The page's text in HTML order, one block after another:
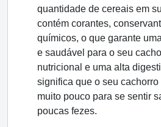
quantidade de cereais em
contém corantes,
químicos, o que garante
e saudável para o seu
nutricional e uma alta
significa que o seu
muito pouco para se sentir
poucas fezes.